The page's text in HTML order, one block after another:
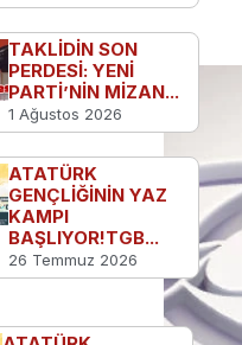
TAKLİDİN SON
PERDESİ: YENİ
PARTİ’NİN MİZAN...
1 Ağustos 2026
ATATÜRK
GENÇLİĞİNİN YAZ
KAMPI
BAŞLIYOR!TGB...
26 Temmuz 2026